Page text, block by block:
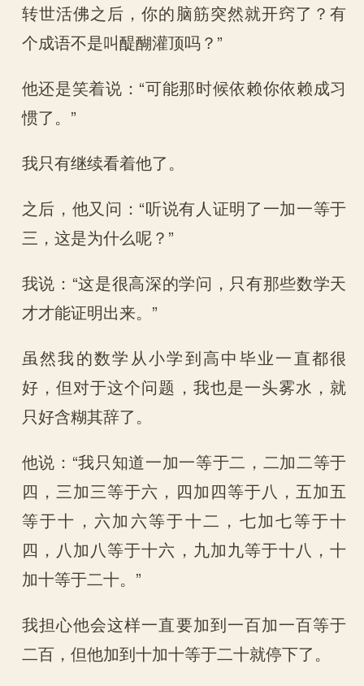
转世活佛之后，你的脑筋突然就开窍了？有
个成语不是叫醍醐灌顶吗？”
他还是笑着说：“可能那时候依赖你依赖成习
惯了。”
我只有继续看着他了。
之后，他又问：“听说有人证明了一加一等于
三，这是为什么呢？”
我说：“这是很高深的学问，只有那些数学天
才才能证明出来。”
虽然我的数学从小学到高中毕业一直都很
好，但对于这个问题，我也是一头雾水，就
只好含糊其辞了。
他说：“我只知道一加一等于二，二加二等于
四，三加三等于六，四加四等于八，五加五
等于十，六加六等于十二，七加七等于十
四，八加八等于十六，九加九等于十八，十
加十等于二十。”
我担心他会这样一直要加到一百加一百等于
二百，但他加到十加十等于二十就停下了。